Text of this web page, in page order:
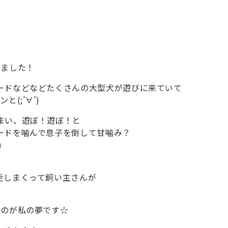
した！
などなどたくさんの大型犬が遊びに来ていて
と(;’∀’)
、遊ぼ！遊ぼ！と
を噛んで息子を倒して甘噛み？
まくって飼い主さんが
が私の夢です☆